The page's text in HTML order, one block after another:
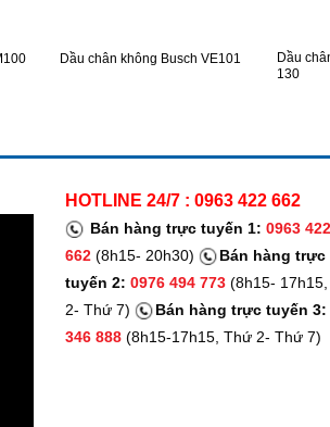
Dầu chân không Busch VE101
Dầu
130
HOTLINE 24/7 : 0963 422 662
Bán hàng trực tuyến 1: 0963 422
662 (8h15- 20h30)
Bán hàng trực
tuyến 2: 0976 494 773 (8h15-
2- Thứ 7)
Bán hàng trực tuyến 3:
346 888 (8h15-17h15, Thứ 2- Thứ 7)